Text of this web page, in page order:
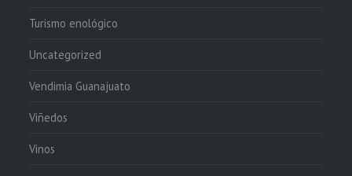
Turismo enológico
Uncategorized
Vendimia Guanajuato
Viñedos
Vinos